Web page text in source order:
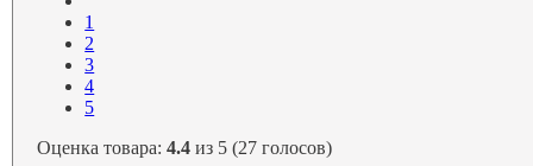
1
2
3
4
5
Оценка товара:4.4 из 5 (27 голосов)